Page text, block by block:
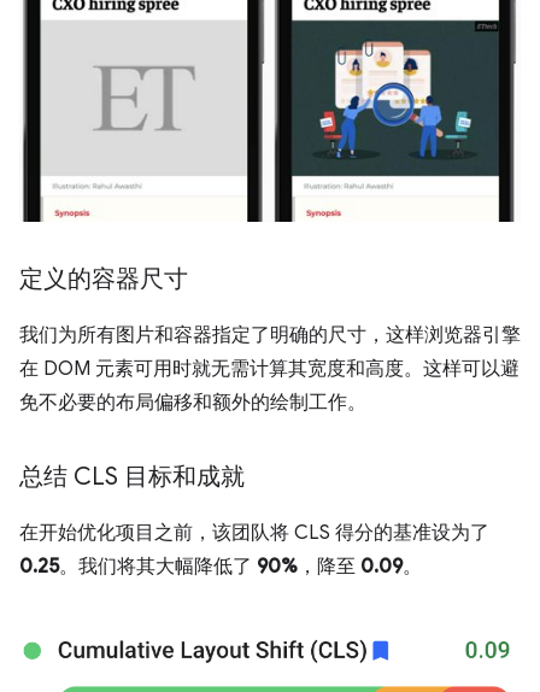
定义的容器尺寸
我们为所有图片和容器指定了明确的尺寸，这样浏览器引擎
在 DOM 元素可用时就无需计算其宽度和高度。这样可以避
免不必要的布局偏移和额外的绘制工作。
总结 CLS 目标和成就
在开始优化项目之前，该团队将 CLS 得分的基准设为了
0.25。我们将其大幅降低了 90% ，降至 0.09。